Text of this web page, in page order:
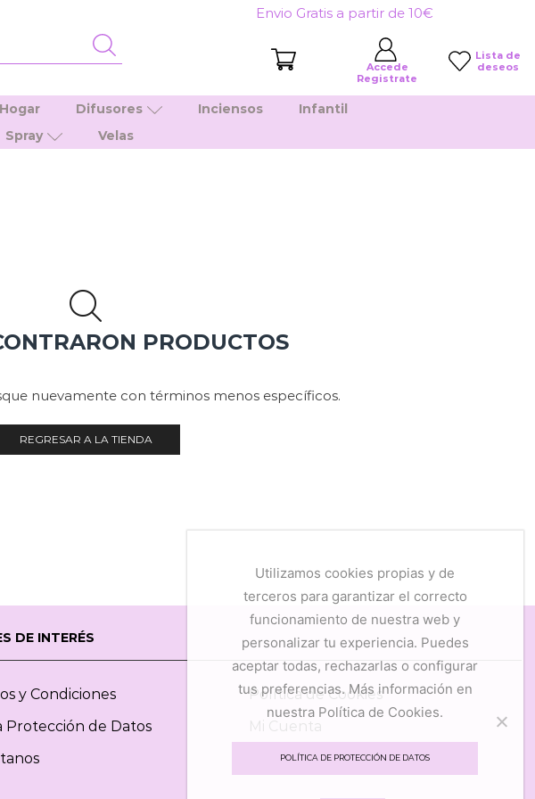
Envio Gratis a partir de 10€
Accede
Registrate
Lista de
deseos
Difusores Inciensos
Infantil
Spray Velas
PRODUCTOS
nuevamente con términos menos específicos.
REGRESAR A LA TIENDA
DE INTERÉS
y Condiciones
Protección de Datos
Política de Cookies
Mi Cuenta
Mis Favoritos
Utilizamos cookies propias y de
terceros para garantizar el correcto
funcionamiento de nuestra web y
personalizar tu experiencia. Puedes
aceptar todas, rechazarlas o configurar
tus preferencias. Más información en
nuestra Política de Cookies.
POLÍTICA DE PROTECCIÓN DE DATOS